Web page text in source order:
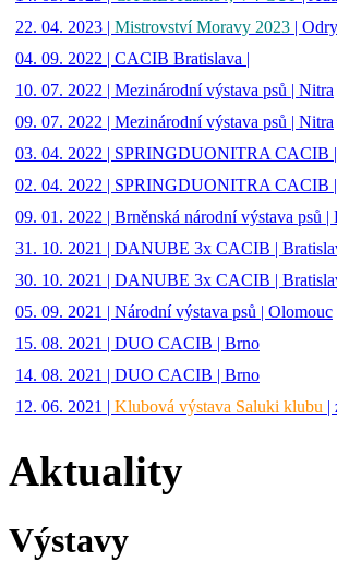
22. 04. 2023 | Mistrovství Moravy 2023 | Odry
04. 09. 2022 | CACIB Bratislava |
10. 07. 2022 | Mezinárodní výstava psů | Nitra
09. 07. 2022 | Mezinárodní výstava psů | Nitra
03. 04. 2022 | SPRINGDUONITRA CACIB
02. 04. 2022 | SPRINGDUONITRA CACIB
09. 01. 2022 | Brněnská národní výstava psů |
31. 10. 2021 | DANUBE 3x CACIB |
30. 10. 2021 | DANUBE 3x CACIB |
05. 09. 2021 | Národní výstava psů | Olomouc
15. 08. 2021 | DUO CACIB | Brno
14. 08. 2021 | DUO CACIB | Brno
12. 06. 2021 | Klubová výstava Saluki klubu |
Aktuality
Výstavy